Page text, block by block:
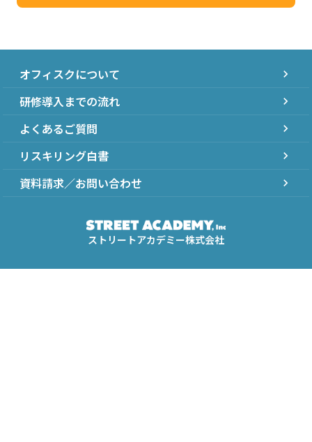
オフィスクについて chevron_right
研修導入までの流れ chevron_right
よくあるご質問 chevron_right
リスキリング白書 chevron_right
資料請求／お問い合わせ chevron_right
ストリートアカデミー株式会社